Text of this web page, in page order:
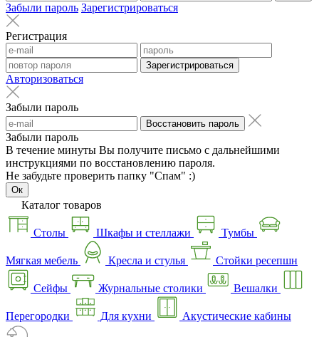
Забыли пароль Зарегистрироваться
Регистрация
Зарегистрироваться
Авторизоваться
Забыли пароль
Восстановить пароль
Забыли пароль
В течение минуты Вы получите письмо с дальнейшими
инструкциями по восстановлению пароля.
Не забудьте проверить папку "Спам" :)
Ок
Каталог товаров
Столы Шкафы и стеллажи Тумбы
Мягкая мебель Кресла и стулья Стойки ресепшн
Сейфы Журнальные столики Вешалки
Перегородки Для кухни Акустические кабины